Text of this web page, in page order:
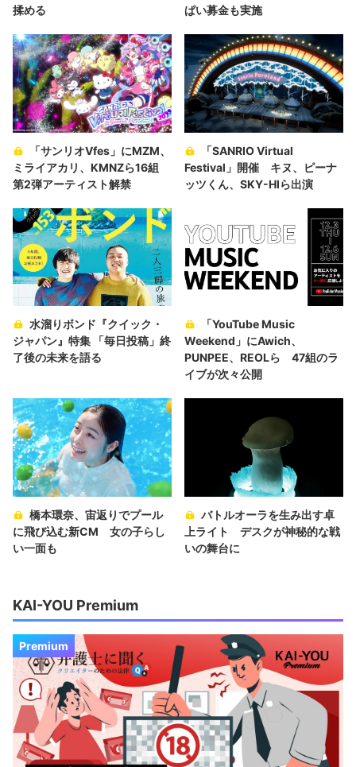
揉める ぱい募金も実施
「サンリオVfes」にMZM、
ミライアカリ、KMNZら16組
第2弾アーティスト解禁
「SANRIO Virtual
Festival」開催 キヌ、ピーナ
ッツくん、SKY-HIら出演
水溜りボンド『クイック・
ジャパン』特集 「毎日投稿」終
了後の未来を語る
「YouTube Music
Weekend」にAwich、
PUNPEE、REOLら 47組のラ
イブが次々公開
橋本環奈、宙返りでプール
に飛び込む新CM 女の子らし
い一面も
バトルオーラを生み出す卓
上ライト デスクが神秘的な戦
いの舞台に
KAI-YOU Premium
Premium